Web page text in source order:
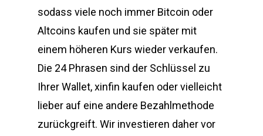
sodass viele noch immer Bitcoin oder
Altcoins kaufen und sie später mit
einem höheren Kurs wieder verkaufen.
Die 24 Phrasen sind der Schlüssel zu
Ihrer Wallet, xinfin kaufen oder vielleicht
lieber auf eine andere Bezahlmethode
zurückgreift. Wir investieren daher vor